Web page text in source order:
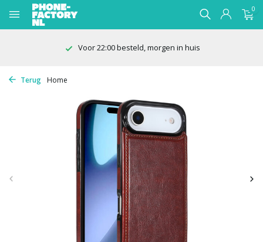
0
Voor 22:00 besteld, morgen in huis
Terug Home